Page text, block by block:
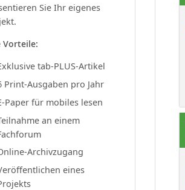
Sie Ihr eigenes
Vorteile:
tab-PLUS-Artikel
Print-Ausgaben pro Jahr
Paper für mobiles lesen
an einem
Archivzugang
eines